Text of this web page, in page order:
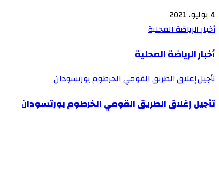
4 يوليو، 2021
أخبار الرياضة المحلية
أخبار الرياضة المحلية
تأجيل إغلاق الطريق القومي الخرطوم بورتسودان
تأجيل إغلاق الطريق القومي الخرطوم بورتسودان